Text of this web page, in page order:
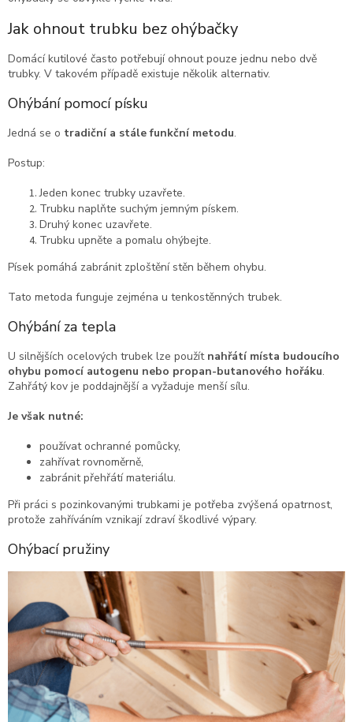
Jak ohnout trubku bez ohýbačky
Domácí kutilové často potřebují ohnout pouze jednu nebo dvě
trubky. V takovém případě existuje několik alternativ.
Ohýbání pomocí písku
Jedná se o tradiční a stále funkční metodu.
Postup:
Jeden konec trubky uzavřete.
Trubku naplňte suchým jemným pískem.
Druhý konec uzavřete.
Trubku upněte a pomalu ohýbejte.
Písek pomáhá zabránit zploštění stěn během ohybu.
Tato metoda funguje zejména u tenkostěnných trubek.
Ohýbání za tepla
U silnějších ocelových trubek lze použít nahřátí místa budoucího
ohybu pomocí autogenu nebo propan-butanového hořáku.
Zahřátý kov je poddajnější a vyžaduje menší sílu.
Je však nutné:
používat ochranné pomůcky,
zahřívat rovnoměrně,
zabránit přehřátí materiálu.
Při práci s pozinkovanými trubkami je potřeba zvýšená opatrnost,
protože zahříváním vznikají zdraví škodlivé výpary.
Ohýbací pružiny